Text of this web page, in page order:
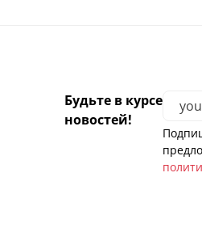
Будьте в курсе
новостей!